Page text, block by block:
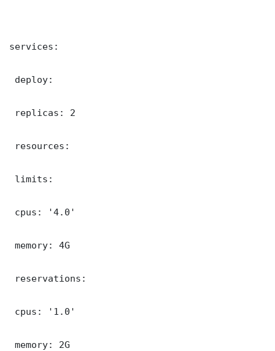
services:
deploy:
replicas: 2
resources:
limits:
cpus: '4.0'
memory: 4G
reservations:
cpus: '1.0'
memory: 2G